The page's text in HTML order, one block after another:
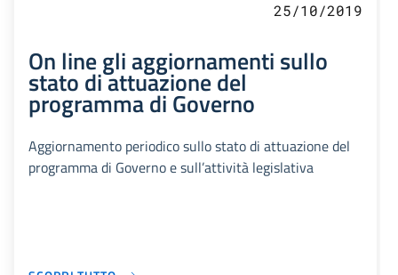
25/10/2019
On line gli aggiornamenti sullo
stato di attuazione del
programma di Governo
Aggiornamento periodico sullo stato di attuazione del
programma di Governo e sull’attività legislativa